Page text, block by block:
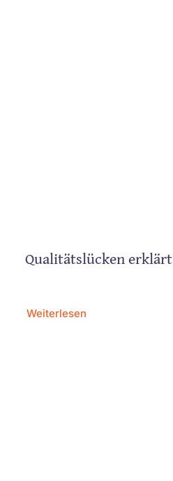
Qualitätslücken erklärt
Weiterlesen